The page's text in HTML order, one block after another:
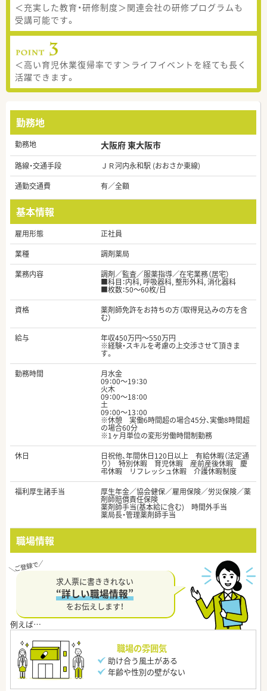
＜充実した教育・研修制度＞関連会社の研修プログラムも
受講可能です。
＜高い育児休業復帰率です＞ライフイベントを経ても長く
活躍できます。
勤務地
勤務地 大阪府 東大阪市
路線・交通手段
ＪＲ河内永和駅 (おおさか東線)
通勤交通費
有／全額
基本情報
雇用形態
正社員
業種
調剤薬局
業務内容
調剤／監査／服薬指導／在宅業務（居宅）
■科目：内科, 呼吸器科, 整形外科, 消化器科
■枚数：50～60枚/日
資格
薬剤師免許をお持ちの方（取得見込みの方を含
む）
給与
年収450万円～550万円
※経験・スキルを考慮の上交渉させて頂きま
す。
勤務時間
月水金
09：00～19：30
火木
09：00～18：00
土
09：00～13：00
※休憩 実働6時間超の場合45分、実働8時間超
の場合60分
※1ヶ月単位の変形労働時間制勤務
休日
日祝他、年間休日120日以上 有給休暇（法定通
り） 特別休暇 育児休暇 産前産後休暇 慶
弔休暇 リフレッシュ休暇 介護休暇制度
福利厚生諸手当
厚生年金／協会健保／雇用保険／労災保険／薬
剤師賠償責任保険
薬剤師手当(基本給に含む) 時間外手当
薬局長・管理薬剤師手当
職場情報
求人票に書ききれない
“詳しい職場情報”
をお伝えします！
職場の雰囲気
助け合う風土がある
年齢や性別の壁がない